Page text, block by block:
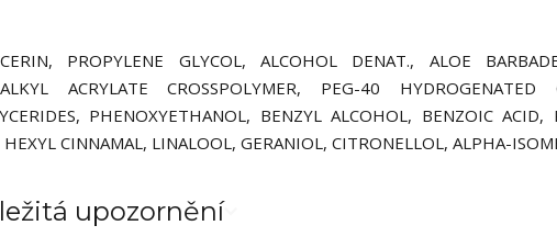
PROPYLENE GLYCOL, ALCOHOL DENAT., ALOE
ACRYLATE CROSSPOLYMER, PEG-40
PHENOXYETHANOL, BENZYL ALCOHOL, BENZOIC ACID,
CINNAMAL, LINALOOL, GERANIOL, CITRONELLOL, ALPHA-
upozornění